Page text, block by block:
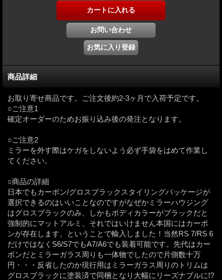
商品詳細
お取り寄せ商品です。ご注文後約2-3ヶ月で入荷予定です。
○ご注意1
確定オーダーのためお振り込み後の発注となります。
○ご注意2
ミラーを外す際はケガをしないよう必ず手袋をはめて作業し
てください。
○商品の詳細
日本でもカーボン/グロスブラックスタイリングパッケージが
選択できるのはいいことなのですがなぜかミラーハウジング
はグロスブラックのみ、しかもボディカラーがブラックだと
強制的にマットアルミ、それではいけません本国にはカーボ
ンが存在します。ということで輸入しました！当然RS 7/RS 6
だけではなくS6/S7でもA7/A6でも装着可能です。先代はカー
ボンだとミラーガラス周りも一体物でしたので片側数十万
円・・・反省したのか現行用はミラーガラス周りのトリムは
グロスブラックに塗装済で同梱となり大幅にリーズナブルに!?